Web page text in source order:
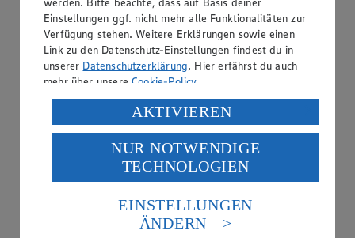
Angebot:Eisbergsalat
0.77
Festpreis von 0.77€
Einstellungen ggf. nicht mehr alle Funktionalitäten zur
Verfügung stehen. Weitere Erklärungen sowie einen
Link zu den Datenschutz-Einstellungen findest du in
unserer Datenschutzerklärung. Hier erfährst du auch
mehr über unsereCookie-Policy.
Verarbeitung deiner personenbezogenen Daten in den
USA durch Facebook und YouTube:
Wenn du auf „Aktivieren“ klickst, willigst du im Sinne
des Art. 49 Abs. 1 Satz 1 lit. a) DSGVO ein, dass deine
Daten in den USA verarbeitet werden. Der EuGH sieht
die USA als Land mit einem nach europäischen
Standards nicht angemessenen Datenschutzniveau an.
Es besteht das Risiko eines Zugriffs durch US-
AKTIVIEREN
NUR NOTWENDIGE
TECHNOLOGIEN
EINSTELLUNGEN
ÄNDERN